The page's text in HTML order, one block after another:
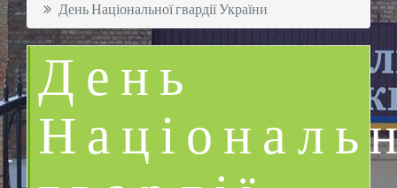
День Національної гвардії України
День